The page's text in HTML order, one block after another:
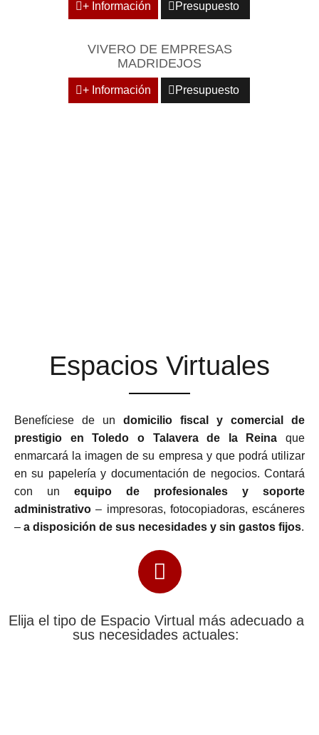
+ Información Presupuesto
VIVERO DE EMPRESAS
MADRIDEJOS
+ Información Presupuesto
Espacios Virtuales
Benefíciese de un domicilio fiscal y comercial de
prestigio en Toledo o Talavera de la Reina que
enmarcará la imagen de su empresa y que podrá utilizar
en su papelería y documentación de negocios. Contará
con un equipo de profesionales y soporte
administrativo – impresoras, fotocopiadoras, escáneres
– a disposición de sus necesidades y sin gastos fijos.
Elija el tipo de Espacio Virtual más adecuado a
sus necesidades actuales: